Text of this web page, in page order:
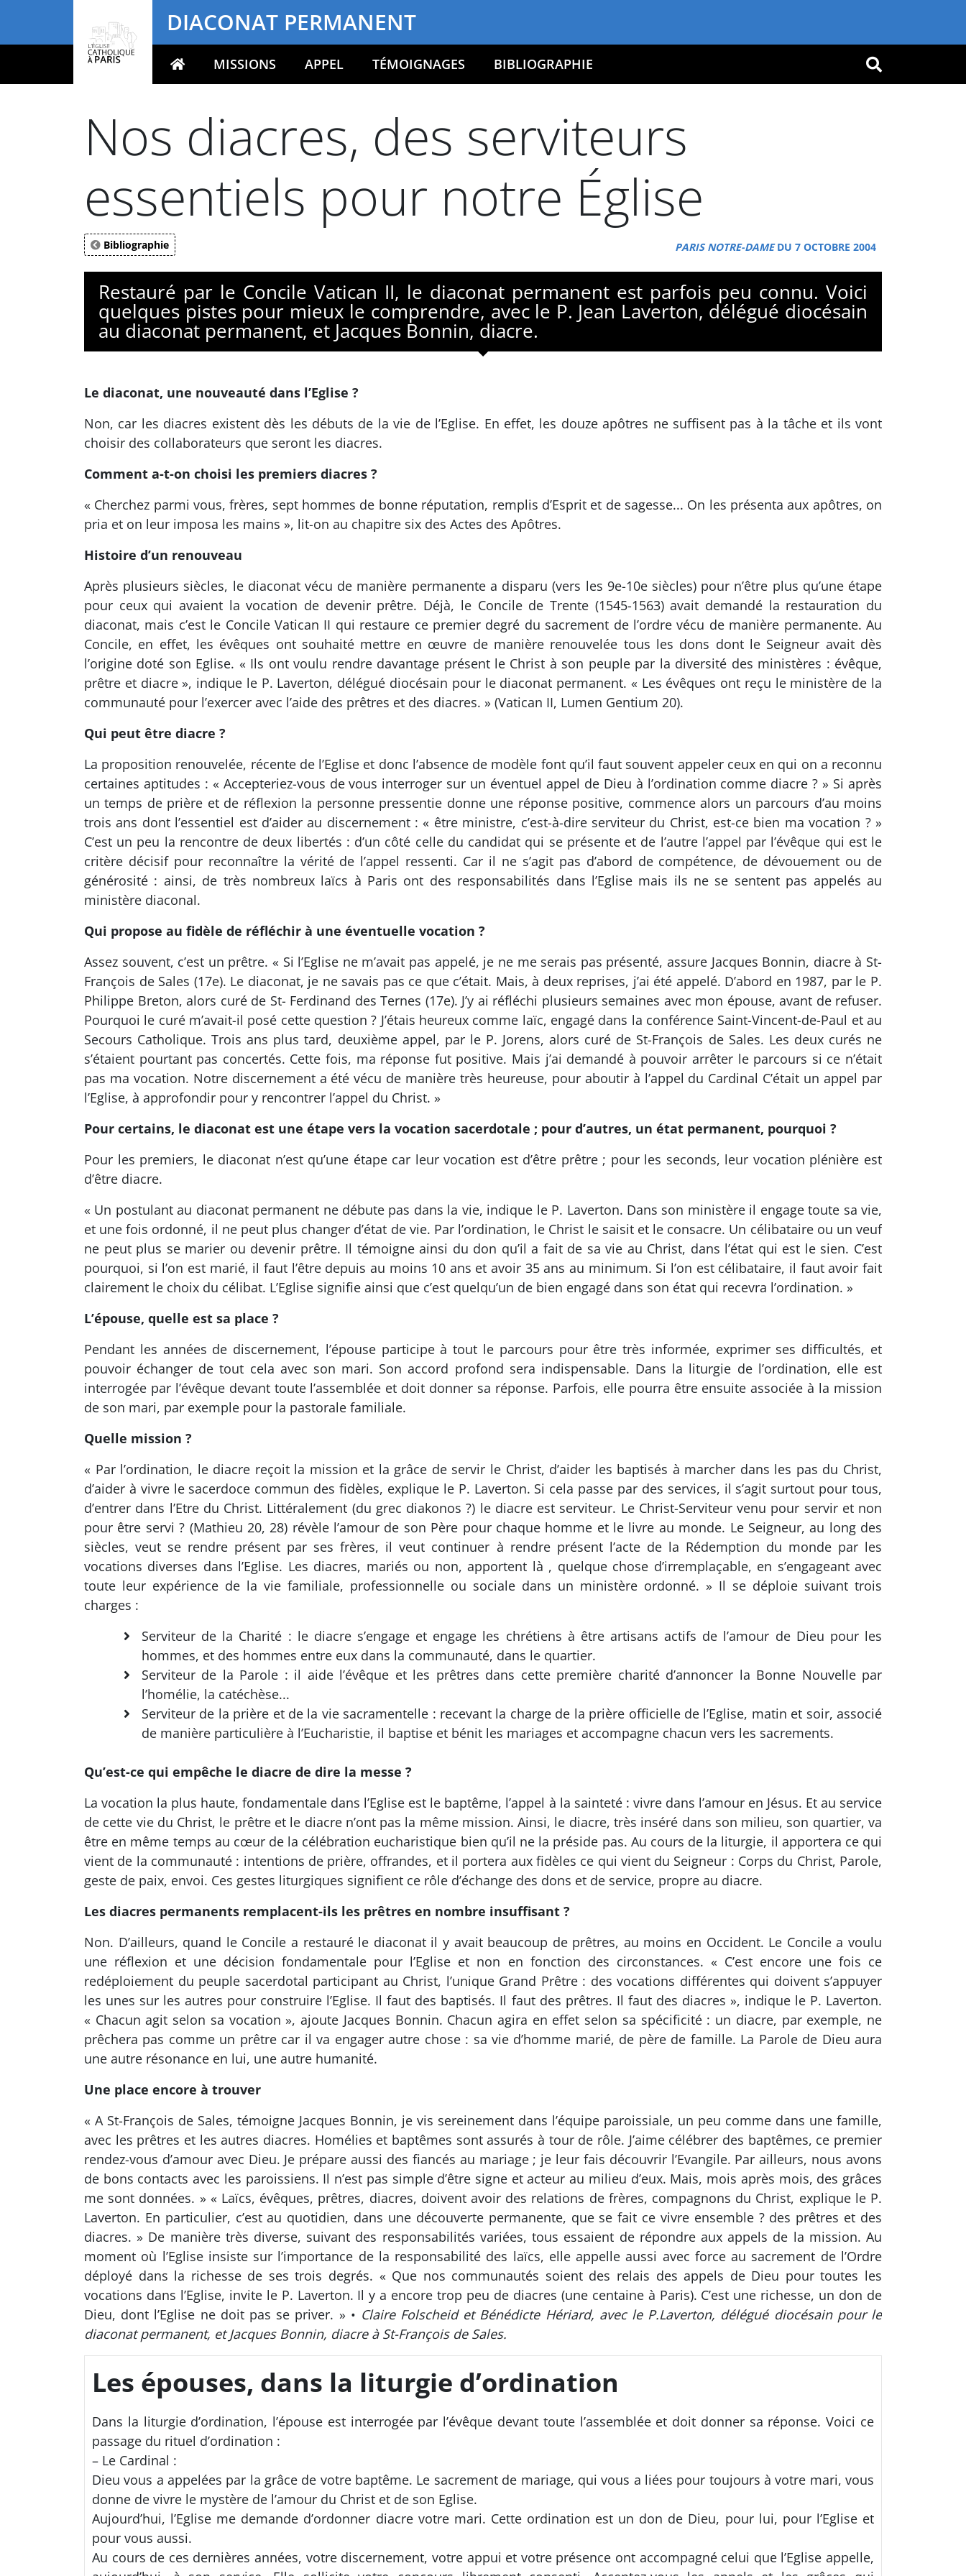
DIACONAT PERMANENT
Votre recherche OK
MISSIONS APPEL TÉMOIGNAGES BIBLIOGRAPHIE
Nos diacres, des serviteurs
essentiels pour notre Église
Bibliographie PARIS NOTRE-DAMEDU 7 OCTOBRE 2004
Restauré par le Concile Vatican II, le diaconat permanent est parfois peu connu. Voici
quelques pistes pour mieux le comprendre, avec le P. Jean Laverton, délégué diocésain
au diaconat permanent, et Jacques Bonnin, diacre.
Le diaconat, une nouveauté dans l’Eglise ?
Non, car les diacres existent dès les débuts de la vie de l’Eglise. En effet, les douze apôtres ne suffisent pas à la tâche et ils vont
choisir des collaborateurs que seront les diacres.
Comment a-t-on choisi les premiers diacres ?
« Cherchez parmi vous, frères, sept hommes de bonne réputation, remplis d’Esprit et de sagesse... On les présenta aux apôtres, on
pria et on leur imposa les mains », lit-on au chapitre six des Actes des Apôtres.
Histoire d’un renouveau
Après plusieurs siècles, le diaconat vécu de manière permanente a disparu (vers les 9e-10e siècles) pour n’être plus qu’une étape
pour ceux qui avaient la vocation de devenir prêtre. Déjà, le Concile de Trente (1545-1563) avait demandé la restauration du
diaconat, mais c’est le Concile Vatican II qui restaure ce premier degré du sacrement de l’ordre vécu de manière permanente. Au
Concile, en effet, les évêques ont souhaité mettre en œuvre de manière renouvelée tous les dons dont le Seigneur avait dès
l’origine doté son Eglise. « Ils ont voulu rendre davantage présent le Christ à son peuple par la diversité des ministères : évêque,
prêtre et diacre », indique le P. Laverton, délégué diocésain pour le diaconat permanent. « Les évêques ont reçu le ministère de la
communauté pour l’exercer avec l’aide des prêtres et des diacres. » (Vatican II, Lumen Gentium 20).
Qui peut être diacre ?
La proposition renouvelée, récente de l’Eglise et donc l’absence de modèle font qu’il faut souvent appeler ceux en qui on a reconnu
certaines aptitudes : « Accepteriez-vous de vous interroger sur un éventuel appel de Dieu à l’ordination comme diacre ? » Si après
un temps de prière et de réflexion la personne pressentie donne une réponse positive, commence alors un parcours d’au moins
trois ans dont l’essentiel est d’aider au discernement : « être ministre, c’est-à-dire serviteur du Christ, est-ce bien ma vocation ? »
C’est un peu la rencontre de deux libertés : d’un côté celle du candidat qui se présente et de l’autre l’appel par l’évêque qui est le
critère décisif pour reconnaître la vérité de l’appel ressenti. Car il ne s’agit pas d’abord de compétence, de dévouement ou de
générosité : ainsi, de très nombreux laïcs à Paris ont des responsabilités dans l’Eglise mais ils ne se sentent pas appelés au
ministère diaconal.
Qui propose au fidèle de réfléchir à une éventuelle vocation ?
Assez souvent, c’est un prêtre. « Si l’Eglise ne m’avait pas appelé, je ne me serais pas présenté, assure Jacques Bonnin, diacre à St-
François de Sales (17e). Le diaconat, je ne savais pas ce que c’était. Mais, à deux reprises, j’ai été appelé. D’abord en 1987, par le P.
Philippe Breton, alors curé de St- Ferdinand des Ternes (17e). J’y ai réfléchi plusieurs semaines avec mon épouse, avant de refuser.
Pourquoi le curé m’avait-il posé cette question ? J’étais heureux comme laïc, engagé dans la conférence Saint-Vincent-de-Paul et au
Secours Catholique. Trois ans plus tard, deuxième appel, par le P. Jorens, alors curé de St-François de Sales. Les deux curés ne
s’étaient pourtant pas concertés. Cette fois, ma réponse fut positive. Mais j’ai demandé à pouvoir arrêter le parcours si ce n’était
pas ma vocation. Notre discernement a été vécu de manière très heureuse, pour aboutir à l’appel du Cardinal C’était un appel par
l’Eglise, à approfondir pour y rencontrer l’appel du Christ. »
Pour certains, le diaconat est une étape vers la vocation sacerdotale ; pour d’autres, un état permanent, pourquoi ?
Pour les premiers, le diaconat n’est qu’une étape car leur vocation est d’être prêtre ; pour les seconds, leur vocation plénière est
d’être diacre.
« Un postulant au diaconat permanent ne débute pas dans la vie, indique le P. Laverton. Dans son ministère il engage toute sa vie,
et une fois ordonné, il ne peut plus changer d’état de vie. Par l’ordination, le Christ le saisit et le consacre. Un célibataire ou un veuf
ne peut plus se marier ou devenir prêtre. Il témoigne ainsi du don qu’il a fait de sa vie au Christ, dans l’état qui est le sien. C’est
pourquoi, si l’on est marié, il faut l’être depuis au moins 10 ans et avoir 35 ans au minimum. Si l’on est célibataire, il faut avoir fait
clairement le choix du célibat. L’Eglise signifie ainsi que c’est quelqu’un de bien engagé dans son état qui recevra l’ordination. »
L’épouse, quelle est sa place ?
Pendant les années de discernement, l’épouse participe à tout le parcours pour être très informée, exprimer ses difficultés, et
pouvoir échanger de tout cela avec son mari. Son accord profond sera indispensable. Dans la liturgie de l’ordination, elle est
interrogée par l’évêque devant toute l’assemblée et doit donner sa réponse. Parfois, elle pourra être ensuite associée à la mission
de son mari, par exemple pour la pastorale familiale.
Quelle mission ?
« Par l’ordination, le diacre reçoit la mission et la grâce de servir le Christ, d’aider les baptisés à marcher dans les pas du Christ,
d’aider à vivre le sacerdoce commun des fidèles, explique le P. Laverton. Si cela passe par des services, il s’agit surtout pour tous,
d’entrer dans l’Etre du Christ. Littéralement (du grec diakonos ?) le diacre est serviteur. Le Christ-Serviteur venu pour servir et non
pour être servi ? (Mathieu 20, 28) révèle l’amour de son Père pour chaque homme et le livre au monde. Le Seigneur, au long des
siècles, veut se rendre présent par ses frères, il veut continuer à rendre présent l’acte de la Rédemption du monde par les
vocations diverses dans l’Eglise. Les diacres, mariés ou non, apportent là , quelque chose d’irremplaçable, en s’engageant avec
toute leur expérience de la vie familiale, professionnelle ou sociale dans un ministère ordonné. » Il se déploie suivant trois
charges :
Serviteur de la Charité : le diacre s’engage et engage les chrétiens à être artisans actifs de l’amour de Dieu pour les
hommes, et des hommes entre eux dans la communauté, dans le quartier.
Serviteur de la Parole : il aide l’évêque et les prêtres dans cette première charité d’annoncer la Bonne Nouvelle par
l’homélie, la catéchèse...
Serviteur de la prière et de la vie sacramentelle : recevant la charge de la prière officielle de l’Eglise, matin et soir, associé
de manière particulière à l’Eucharistie, il baptise et bénit les mariages et accompagne chacun vers les sacrements.
Qu’est-ce qui empêche le diacre de dire la messe ?
La vocation la plus haute, fondamentale dans l’Eglise est le baptême, l’appel à la sainteté : vivre dans l’amour en Jésus. Et au service
de cette vie du Christ, le prêtre et le diacre n’ont pas la même mission. Ainsi, le diacre, très inséré dans son milieu, son quartier, va
être en même temps au cœur de la célébration eucharistique bien qu’il ne la préside pas. Au cours de la liturgie, il apportera ce qui
vient de la communauté : intentions de prière, offrandes, et il portera aux fidèles ce qui vient du Seigneur : Corps du Christ, Parole,
geste de paix, envoi. Ces gestes liturgiques signifient ce rôle d’échange des dons et de service, propre au diacre.
Les diacres permanents remplacent-ils les prêtres en nombre insuffisant ?
Non. D’ailleurs, quand le Concile a restauré le diaconat il y avait beaucoup de prêtres, au moins en Occident. Le Concile a voulu
une réflexion et une décision fondamentale pour l’Eglise et non en fonction des circonstances. « C’est encore une fois ce
redéploiement du peuple sacerdotal participant au Christ, l’unique Grand Prêtre : des vocations différentes qui doivent s’appuyer
les unes sur les autres pour construire l’Eglise. Il faut des baptisés. Il faut des prêtres. Il faut des diacres », indique le P. Laverton.
« Chacun agit selon sa vocation », ajoute Jacques Bonnin. Chacun agira en effet selon sa spécificité : un diacre, par exemple, ne
prêchera pas comme un prêtre car il va engager autre chose : sa vie d’homme marié, de père de famille. La Parole de Dieu aura
une autre résonance en lui, une autre humanité.
Une place encore à trouver
« A St-François de Sales, témoigne Jacques Bonnin, je vis sereinement dans l’équipe paroissiale, un peu comme dans une famille,
avec les prêtres et les autres diacres. Homélies et baptêmes sont assurés à tour de rôle. J’aime célébrer des baptêmes, ce premier
rendez-vous d’amour avec Dieu. Je prépare aussi des fiancés au mariage ; je leur fais découvrir l’Evangile. Par ailleurs, nous avons
de bons contacts avec les paroissiens. Il n’est pas simple d’être signe et acteur au milieu d’eux. Mais, mois après mois, des grâces
me sont données. » « Laïcs, évêques, prêtres, diacres, doivent avoir des relations de frères, compagnons du Christ, explique le P.
Laverton. En particulier, c’est au quotidien, dans une découverte permanente, que se fait ce vivre ensemble ? des prêtres et des
diacres. » De manière très diverse, suivant des responsabilités variées, tous essaient de répondre aux appels de la mission. Au
moment où l’Eglise insiste sur l’importance de la responsabilité des laïcs, elle appelle aussi avec force au sacrement de l’Ordre
déployé dans la richesse de ses trois degrés. « Que nos communautés soient des relais des appels de Dieu pour toutes les
vocations dans l’Eglise, invite le P. Laverton. Il y a encore trop peu de diacres (une centaine à Paris). C’est une richesse, un don de
Dieu, dont l’Eglise ne doit pas se priver. » • Claire Folscheid et Bénédicte Hériard, avec le P.Laverton, délégué diocésain pour le
diaconat permanent, et Jacques Bonnin, diacre à St-François de Sales.
Les épouses, dans la liturgie d’ordination
Dans la liturgie d’ordination, l’épouse est interrogée par l’évêque devant toute l’assemblée et doit donner sa réponse. Voici ce
passage du rituel d’ordination :
– Le Cardinal :
Dieu vous a appelées par la grâce de votre baptême. Le sacrement de mariage, qui vous a liées pour toujours à votre mari, vous
donne de vivre le mystère de l’amour du Christ et de son Eglise.
Aujourd’hui, l’Eglise me demande d’ordonner diacre votre mari. Cette ordination est un don de Dieu, pour lui, pour l’Eglise et
pour vous aussi.
Au cours de ces dernières années, votre discernement, votre appui et votre présence ont accompagné celui que l’Eglise appelle,